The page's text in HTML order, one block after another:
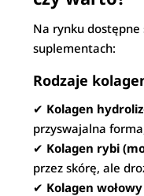
Na rynku
suplementach:
Rodzaje
✔ Kolagen
przyswajalna
✔ Kolagen rybi
przez skórę, ale
✔ Kolagen wołowy